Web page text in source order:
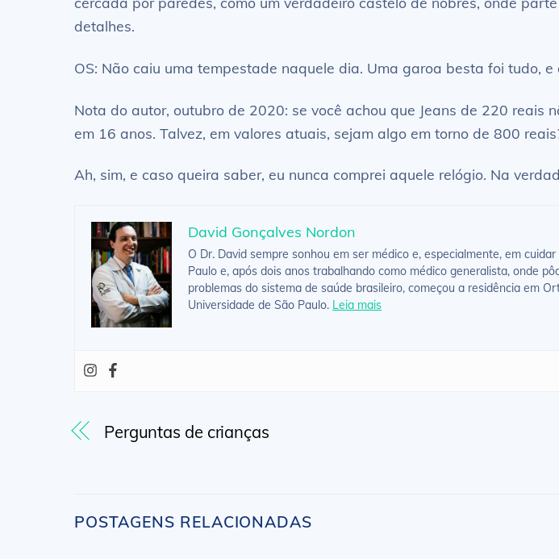
detalhes.
OS: Não caiu uma tempestade naquele dia. Uma garoa besta foi tudo,
Nota do autor, outubro de 2020: se você achou que Jeans de 220 reais
em 16 anos. Talvez, em valores atuais, sejam algo em torno de 800
Ah, sim, e caso queira saber, eu nunca comprei aquele relógio. Na
David Gonçalves Nordon
O Dr. David sempre sonhou em ser médico e, especialmente, em
Paulo e, após dois anos trabalhando como médico generalista, onde
problemas do sistema de saúde brasileiro, começou a residência em
Universidade de São Paulo. Leia mais
Perguntas de crianças
POSTAGENS RELACIONADAS